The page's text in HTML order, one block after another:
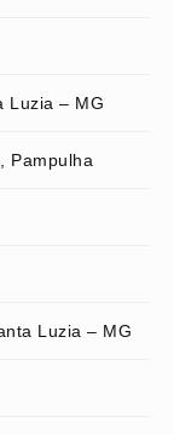
Luzia – MG
Pampulha
Luzia – MG